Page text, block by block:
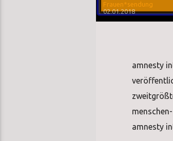
Frauen*sendung
02.01.2018
amnesty
amnesty